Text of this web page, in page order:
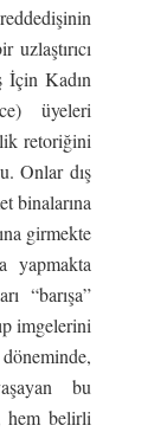
İçin Kadın
üyeleri
retoriğini
Onlar dış
binalarına
girmekte
yapmakta
“barışa”
imgelerini
bu
hem belirli